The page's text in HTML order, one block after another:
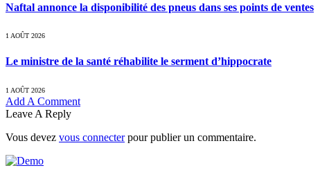
Naftal annonce la disponibilité des pneus dans ses points de ventes
1 AOÛT 2026
Le ministre de la santé réhabilite le serment d’hippocrate
1 AOÛT 2026
Add A Comment
Leave A Reply
Vous devez vous connecterpour publier un commentaire.